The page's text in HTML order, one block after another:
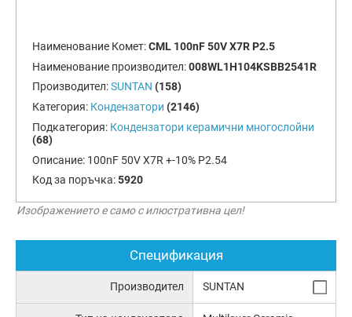
Наименование Комет:CML 100nF 50V X7R P2.5
Наименование производител:008WL1H104KSBB2541R
Производител:SUNTAN (158)
Категория: Кондензатори (2146)
Подкатегория: Кондензатори керамични многослойни
(68)
Описание: 100nF 50V X7R +-10% P2.54
Код за поръчка:5920
Изображението е само с илюстративна цел!
Спецификация
Производител SUNTAN